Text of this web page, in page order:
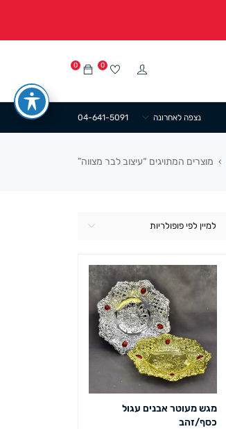
0 0
04-641-5091 נצפה לאחרונה
› מוצרים המתויגים “עיצוב לבר מצווה”
למיין לפי פופולריות
מגש מעוטר אבנים עגול
כסף/זהב